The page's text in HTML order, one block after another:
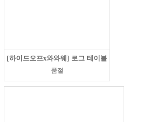
[하이드오프x와와웨] 로그 테이블
품절